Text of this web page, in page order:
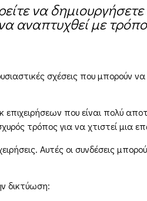
να
αναπτυχθεί με
σχέσεις που μπορούν
που είναι πολύ
τρόπος για να χτιστεί μια
Αυτές οι συνδέσεις
δικτύωση: